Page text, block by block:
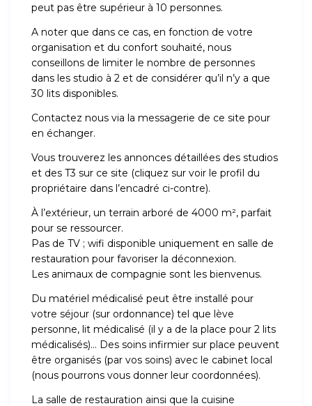
peut pas être supérieur à 10 personnes.
A noter que dans ce cas, en fonction de votre
organisation et du confort souhaité, nous
conseillons de limiter le nombre de personnes
dans les studio à 2 et de considérer qu’il n’y a que
30 lits disponibles.
Contactez nous via la messagerie de ce site pour
en échanger.
Vous trouverez les annonces détaillées des studios
et des T3 sur ce site (cliquez sur voir le profil du
propriétaire dans l’encadré ci-contre).
À l’extérieur, un terrain arboré de 4000 m², parfait
pour se ressourcer.
Pas de TV ; wifi disponible uniquement en salle de
restauration pour favoriser la déconnexion.
Les animaux de compagnie sont les bienvenus.
Du matériel médicalisé peut être installé pour
votre séjour (sur ordonnance) tel que lève
personne, lit médicalisé (il y a de la place pour 2 lits
médicalisés)… Des soins infirmier sur place peuvent
être organisés (par vos soins) avec le cabinet local
(nous pourrons vous donner leur coordonnées).
La salle de restauration ainsi que la cuisine